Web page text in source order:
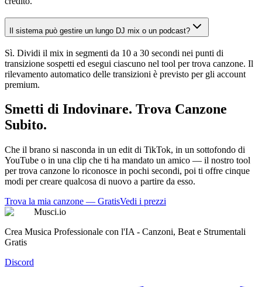
Il sistema può gestire un lungo DJ mix o un podcast?
Sì. Dividi il mix in segmenti da 10 a 30 secondi nei punti di
transizione sospetti ed esegui ciascuno nel tool per trova canzone. Il
rilevamento automatico delle transizioni è previsto per gli account
premium.
Smetti di Indovinare. Trova Canzone
Subito.
Che il brano si nasconda in un edit di TikTok, in un sottofondo di
YouTube o in una clip che ti ha mandato un amico — il nostro tool
per trova canzone lo riconosce in pochi secondi, poi ti offre cinque
modi per creare qualcosa di nuovo a partire da esso.
Trova la mia canzone — GratisVedi i prezzi
Musci.io
Crea Musica Professionale con l'IA - Canzoni, Beat e Strumentali
Gratis
Discord